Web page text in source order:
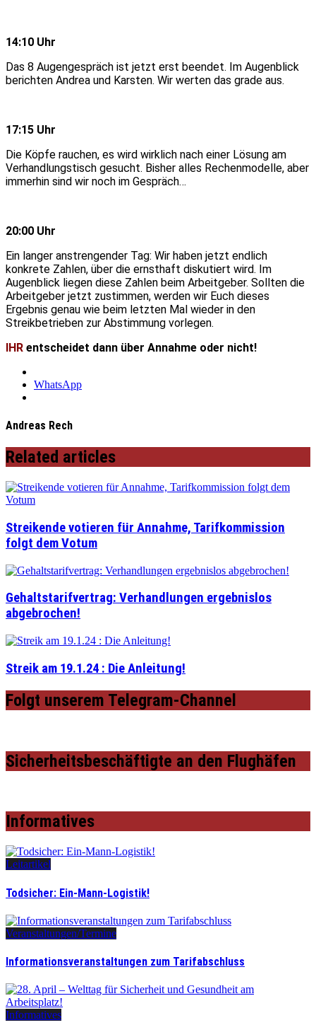
14:10 Uhr
Das 8 Augengespräch ist jetzt erst beendet. Im Augenblick
berichten Andrea und Karsten. Wir werten das grade aus.
17:15 Uhr
Die Köpfe rauchen, es wird wirklich nach einer Lösung am
Verhandlungstisch gesucht. Bisher alles Rechenmodelle, aber
immerhin sind wir noch im Gespräch…
20:00 Uhr
Ein langer anstrengender Tag: Wir haben jetzt endlich
konkrete Zahlen, über die ernsthaft diskutiert wird. Im
Augenblick liegen diese Zahlen beim Arbeitgeber. Sollten die
Arbeitgeber jetzt zustimmen, werden wir Euch dieses
Ergebnis genau wie beim letzten Mal wieder in den
Streikbetrieben zur Abstimmung vorlegen.
IHR entscheidet dann über Annahme oder nicht!
WhatsApp
Andreas Rech
Related articles
Streikende votieren für Annahme, Tarifkommission
folgt dem Votum
Gehaltstarifvertrag: Verhandlungen ergebnislos
abgebrochen!
Streik am 19.1.24 : Die Anleitung!
Folgt unserem Telegram-Channel
Sicherheitsbeschäftigte an den Flughäfen
Informatives
Leitartikel
Todsicher: Ein-Mann-Logistik!
Veranstaltungen/Termine
Informationsveranstaltungen zum Tarifabschluss
Informatives